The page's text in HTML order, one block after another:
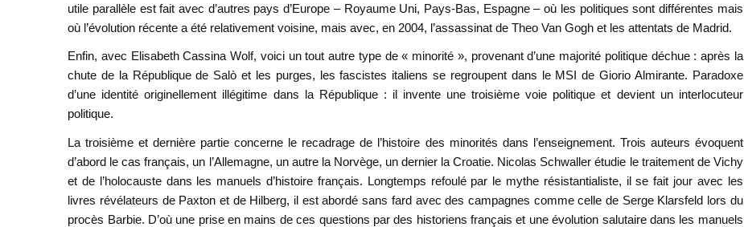
utile parallèle est fait avec d’autres pays d’Europe – Royaume Uni, Pays-Bas, Espagne – où les politiques sont différentes mais
où l’évolution récente a été relativement voisine, mais avec, en 2004, l’assassinat de Theo Van Gogh et les attentats de Madrid.
Enfin, avec Elisabeth Cassina Wolf, voici un tout autre type de « minorité », provenant d’une majorité politique déchue : après la
chute de la République de Salò et les purges, les fascistes italiens se regroupent dans le MSI de Giorio Almirante. Paradoxe
d’une identité originellement illégitime dans la République : il invente une troisième voie politique et devient un interlocuteur
politique.
La troisième et dernière partie concerne le recadrage de l’histoire des minorités dans l’enseignement. Trois auteurs évoquent
d’abord le cas français, un l’Allemagne, un autre la Norvège, un dernier la Croatie. Nicolas Schwaller étudie le traitement de Vichy
et de l’holocauste dans les manuels d’histoire français. Longtemps refoulé par le mythe résistantialiste, il se fait jour avec les
livres révélateurs de Paxton et de Hilberg, il est abordé sans fard avec des campagnes comme celle de Serge Klarsfeld lors du
procès Barbie. D’où une prise en mains de ces questions par des historiens français et une évolution salutaire dans les manuels